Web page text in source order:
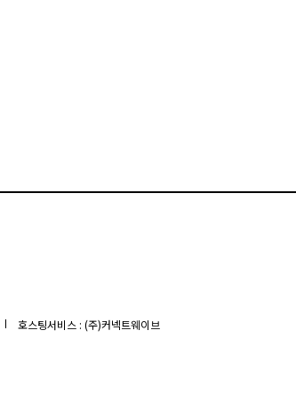
호스팅서비스 : (주)커넥트웨이브